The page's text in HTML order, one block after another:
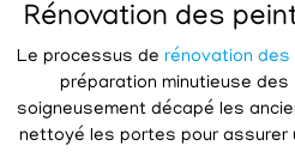
Rénovation des
Le processus de rénovation des
préparation minutieuse
soigneusement décapé les
nettoyé les portes pour assurer